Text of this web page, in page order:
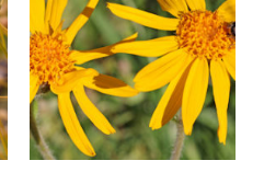
加入
願望
清單